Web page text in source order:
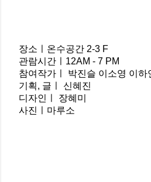
장소ㅣ온수공간 2-3 F
관람시간ㅣ12AM - 7 PM
참여작가ㅣ 박진슬 이소영 이하
기획, 글ㅣ 신혜진
디자인ㅣ 장혜미
사진ㅣ마루소